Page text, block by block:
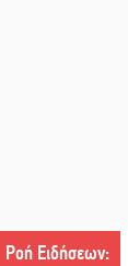
Ροή Ειδήσεων: